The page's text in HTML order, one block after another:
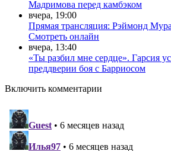
Мадримова перед камбэком
вчера, 19:00
Прямая трансляция: Рэймонд
Смотреть онлайн
вчера, 13:40
«Ты разбил мне сердце». Гарсия
преддверии боя с Барриосом
Включить комментарии